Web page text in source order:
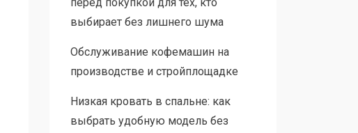
выбирает без лишнего шума
Обслуживание кофемашин на
производстве и стройплощадке
Низкая кровать в спальне: как
выбрать удобную модель без